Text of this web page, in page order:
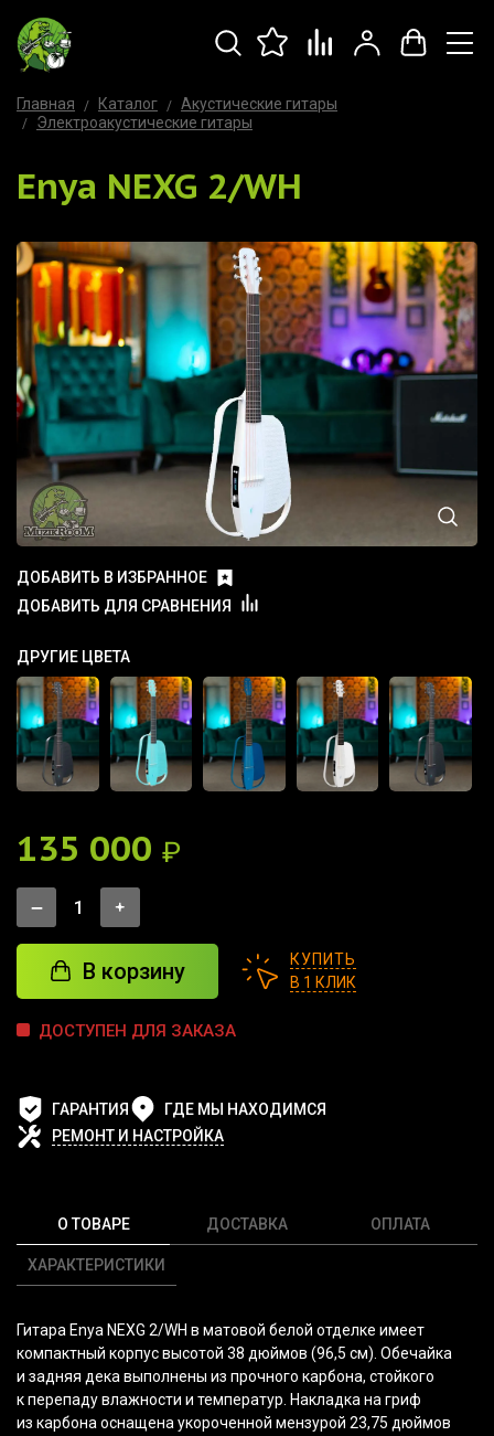
Главная Каталог
Акустические гитары
Электроакустические гитары
Enya NEXG 2/WH
ДОБАВИТЬ В ИЗБРАННОЕ
ДОБАВИТЬ ДЛЯ СРАВНЕНИЯ
ДРУГИЕ ЦВЕТА
135 000 ₽
В корзину
КУПИТЬ
В 1 КЛИК
ДОСТУПЕН ДЛЯ ЗАКАЗА
ГАРАНТИЯ
ГДЕ МЫ НАХОДИМСЯ
РЕМОНТ И НАСТРОЙКА
О ТОВАРЕ
ХАРАКТЕРИСТИКИ
ДОСТАВКА ОПЛАТА
Гитара Enya NEXG 2/WH в матовой белой отделке имеет
компактный корпус высотой 38 дюймов (96,5 см). Обечайка
и задняя дека выполнены из прочного карбона, стойкого
к перепаду влажности и температур. Накладка на гриф
из карбона оснащена укороченной мензурой 23,75 дюймов